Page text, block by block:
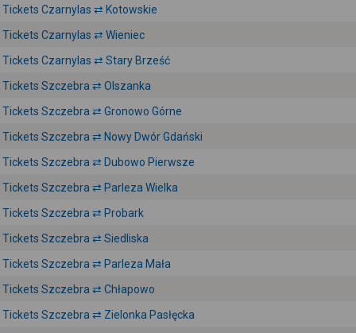
Tickets Czarnylas ⇄ Kotowskie
Tickets Czarnylas ⇄ Wieniec
Tickets Czarnylas ⇄ Stary Brześć
Tickets Szczebra ⇄ Olszanka
Tickets Szczebra ⇄ Gronowo Górne
Tickets Szczebra ⇄ Nowy Dwór Gdański
Tickets Szczebra ⇄ Dubowo Pierwsze
Tickets Szczebra ⇄ Parleza Wielka
Tickets Szczebra ⇄ Probark
Tickets Szczebra ⇄ Siedliska
Tickets Szczebra ⇄ Parleza Mała
Tickets Szczebra ⇄ Chłapowo
Tickets Szczebra ⇄ Zielonka Pasłęcka